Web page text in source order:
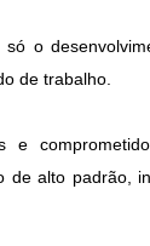
o
de trabalho.
e
de alto padrão,